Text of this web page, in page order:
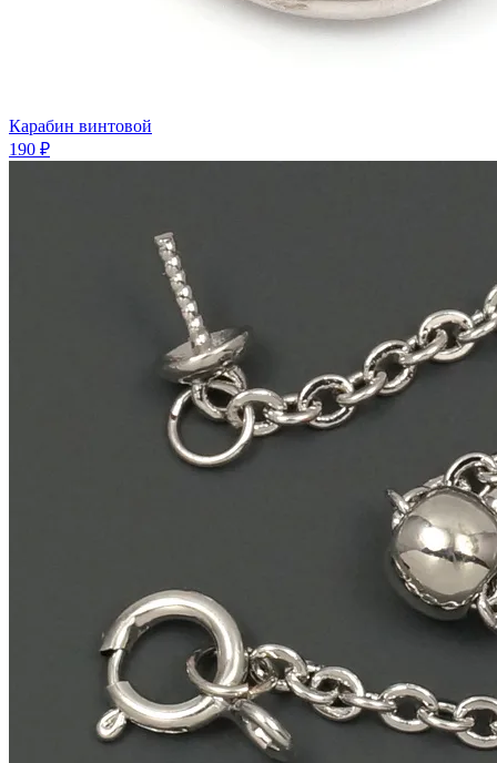
Карабин винтовой
190 ₽